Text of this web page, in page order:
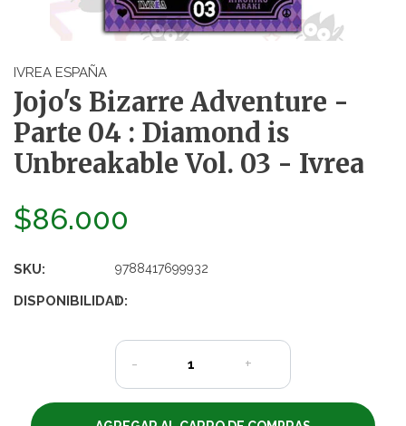
IVREA ESPAÑA
Jojo's Bizarre Adventure -
Parte 04 : Diamond is
Unbreakable Vol. 03 - Ivrea
$86.000
SKU: 9788417699932
DISPONIBILIDAD:
1
- +